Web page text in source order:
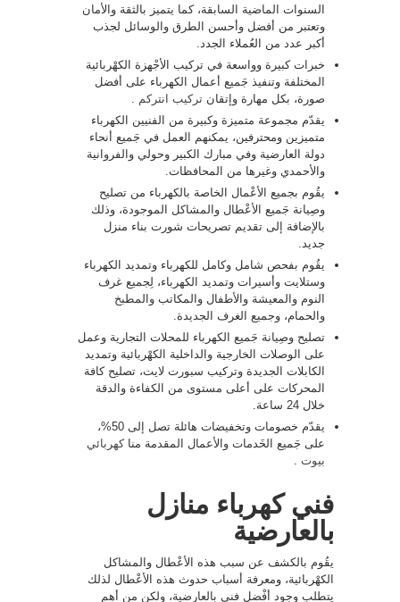
السنوات الماضية السابقة، كما يتميز بالثقة والأمان
وتعتبر من أفضل وأحسن الطرق والوسائل لجذب
أكبر عدد من العُملاء الجدد.
خبرات كبيرة وواسعة في تركيب الأجْهزة الكهْربائية
المختلفة وتنفيذ جَميع أعمال الكهرباء على أفضل
صورة، بكل مهارة وإتقان تركيب انتركم
يقدّم مجموعة متميزة وكبيرة من الفنيين الكهرباء
متميزين ومحترفين، يمكنهم العمل في جَميع أنحاء
دولة العارضية وفي مبارك الكبير وحولي والفروانية
والأحمدي وغيرها من المحافظات.
يقُوم بجميع الأعْمال الخاصة بالكهرباء من تصليح
وصِيانة جَميع الأعْطال والمشاكل الموجودة، وذلك
بالإضافة إلى تقديم تصريحات شورت بناء منزل
جديد.
يقُوم بفحص شامل وكامل للكهرباء وتمديد الكهرباء
وستلايت وأسيرات وتمديد الكهرباء، لِجميع غرف
النوم والمعيشة والأطفال والمكاتب والمطبخ
والحمام، وجميع الغرف الجديدة.
تصليح وصِيانة جَميع الكهرباء للمحلات التجارية وعمل
على الوصلات الخارجية والداخلية الكهْربائية وتمديد
الكابلات الجديدة وتركيب سبورت لايت، تصليح كافة
المحركات على أعلى مستوى من الكفاءة والدقة
خلال 24 ساعة.
يقدّم خصومات وتخفيضات هائلة تصل إلى 50%،
على جَميع الخَدمات والأعمال المقدمة مناكهربائي
بيوت
فني كهرباء منازل
بالعارضية
يقُوم بالكشف عن سبب هذه الأعْطال والمشاكل
الكهْربائية، ومعرفة أسباب حدوث هذه الأعْطال لذلك
يتطلب وجود أفْضل فني بالعارضية، ولكن من أهم